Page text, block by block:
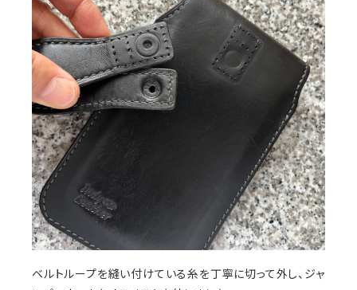
ベルトループを縫い付けている糸を丁寧に切って外し、ジャ